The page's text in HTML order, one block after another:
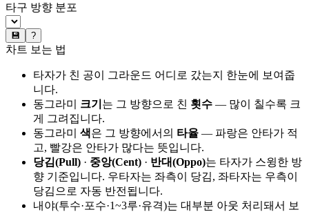
타구 방향 분포
💾 ?
차트 보는 법
타자가 친 공이 그라운드 어디로 갔는지 한눈에 보여줍
니다.
동그라미 크기 는 그 방향으로 친 횟수 — 많이 칠수록 크
게 그려집니다.
동그라미 색은 그 방향에서의 타율 — 파랑은 안타가 적
고, 빨강은 안타가 많다는 뜻입니다.
당김(Pull) · 중앙(Cent) · 반대(Oppo)는 타자가 스윙한 방
향 기준입니다. 우타자는 좌측이 당김, 좌타자는 우측이
당김으로 자동 반전됩니다.
내야(투수·포수·1~3루·유격)는 대부분 아웃 처리돼서 보